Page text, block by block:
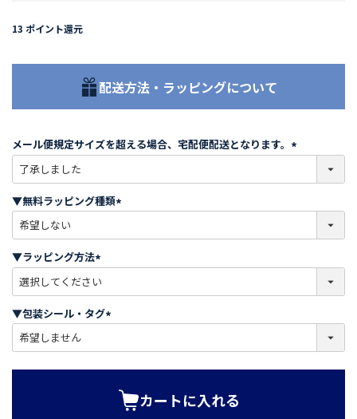
13 ポイント還元
配送方法・ラッピングについて
メール便規定サイズを超える場合、宅配便配送となります。
必
)
▼無料ラッピング種類
必
)
▼ラッピング方法
必
須
)
▼包装シール・タグ
必
カートに入れる